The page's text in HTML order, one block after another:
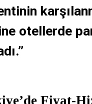
otellerde
Fiyat-